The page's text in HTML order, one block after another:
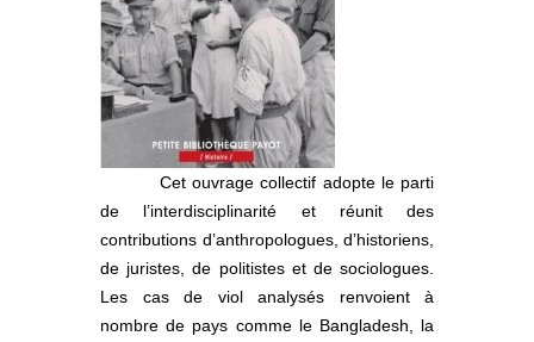
Cet ouvrage collectif adopte le parti
de l’interdisciplinarité et réunit des
contributions d’anthropologues, d’historiens,
de juristes, de politistes et de sociologues.
Les cas de viol analysés renvoient à
nombre de pays comme le Bangladesh, la